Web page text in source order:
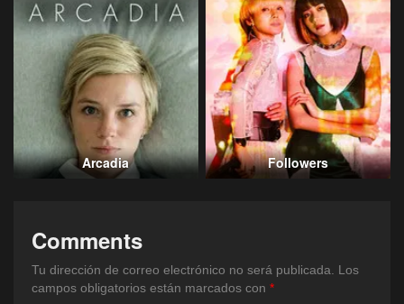
Arcadia Followers
Comments
Tu dirección de correo electrónico no será publicada.
Los
campos obligatorios están marcados con *